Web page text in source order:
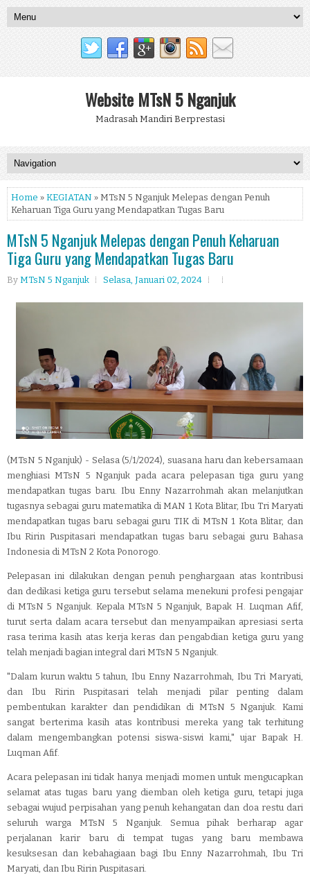
Website MTsN 5 Nganjuk
Madrasah Mandiri Berprestasi
Home » KEGIATAN » MTsN 5 Nganjuk Melepas dengan Penuh
Keharuan Tiga Guru yang Mendapatkan Tugas Baru
MTsN 5 Nganjuk Melepas dengan Penuh Keharuan
Tiga Guru yang Mendapatkan Tugas Baru
By MTsN 5 Nganjuk Selasa, Januari 02, 2024
(MTsN 5 Nganjuk) - Selasa (5/1/2024), suasana haru dan kebersamaan
menghiasi MTsN 5 Nganjuk pada acara pelepasan tiga guru yang
mendapatkan tugas baru. Ibu Enny Nazarrohmah akan melanjutkan
tugasnya sebagai guru matematika di MAN 1 Kota Blitar, Ibu Tri Maryati
mendapatkan tugas baru sebagai guru TIK di MTsN 1 Kota Blitar, dan
Ibu Ririn Puspitasari mendapatkan tugas baru sebagai guru Bahasa
Indonesia di MTsN 2 Kota Ponorogo.
Pelepasan ini dilakukan dengan penuh penghargaan atas kontribusi
dan dedikasi ketiga guru tersebut selama menekuni profesi pengajar
di MTsN 5 Nganjuk. Kepala MTsN 5 Nganjuk, Bapak H. Luqman Afif,
turut serta dalam acara tersebut dan menyampaikan apresiasi serta
rasa terima kasih atas kerja keras dan pengabdian ketiga guru yang
telah menjadi bagian integral dari MTsN 5 Nganjuk.
"Dalam kurun waktu 5 tahun, Ibu Enny Nazarrohmah, Ibu Tri Maryati,
dan Ibu Ririn Puspitasari telah menjadi pilar penting dalam
pembentukan karakter dan pendidikan di MTsN 5 Nganjuk. Kami
sangat berterima kasih atas kontribusi mereka yang tak terhitung
dalam mengembangkan potensi siswa-siswi kami," ujar Bapak H.
Luqman Afif.
Acara pelepasan ini tidak hanya menjadi momen untuk mengucapkan
selamat atas tugas baru yang diemban oleh ketiga guru, tetapi juga
sebagai wujud perpisahan yang penuh kehangatan dan doa restu dari
seluruh warga MTsN 5 Nganjuk. Semua pihak berharap agar
perjalanan karir baru di tempat tugas yang baru membawa
kesuksesan dan kebahagiaan bagi Ibu Enny Nazarrohmah, Ibu Tri
Maryati, dan Ibu Ririn Puspitasari.